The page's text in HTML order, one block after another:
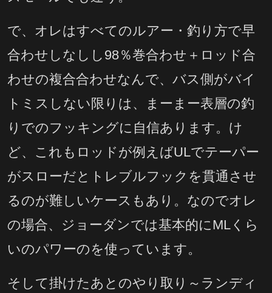
で、オレはすべてのルアー・釣り方で早
合わせしなしし98％巻合わせ＋ロッド合
わせの複合合わせなんで、バス側がバイ
トミスしない限りは、まーまー表層の釣
りでのフッキングに自信あります。け
ど、これもロッドが例えばULでテーパー
がスローだとトレブルフックを貫通させ
るのが難しいケースもあり。なのでオレ
の場合、ジョーダンでは基本的にMLくら
いのパワーのを使っています。
そして掛けたあとのやり取り～ランディ